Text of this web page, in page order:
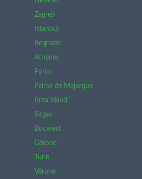
Zagreb
Istanbul
Belgrade
Athènes
Porto
Palma de Majorque
Ibiza island
Sitges
Bucarest
Gérone
Turin
Vérone